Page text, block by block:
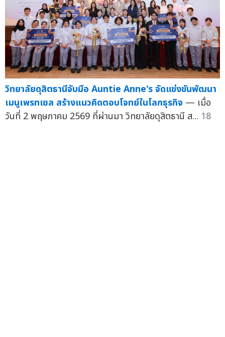
วิทยาลัยดุสิตธานีจับมือ Auntie Anne's จัดแข่งขันพัฒนา
เมนูเพรทเซล สร้างแนวคิดตอบโจทย์ในโลกธุรกิจ — เมื่อ
วันที่ 2 พฤษภาคม 2569 ที่ผ่านมา วิทยาลัยดุสิตธานี ส... 18